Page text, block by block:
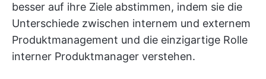
besser auf ihre Ziele abstimmen, indem sie die
Unterschiede zwischen internem und externem
Produktmanagement und die einzigartige Rolle
interner Produktmanager verstehen.